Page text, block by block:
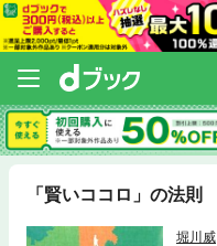
「賢いココロ」の法則
堀川威